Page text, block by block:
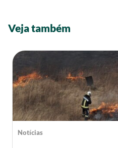
Veja também
Notícias